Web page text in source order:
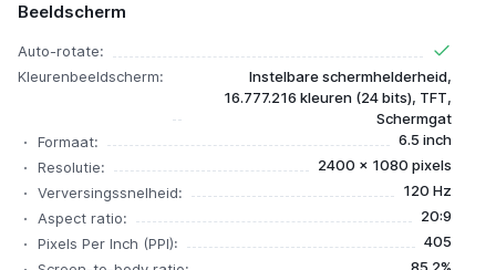
Beeldscherm
Auto-rotate:
Kleurenbeeldscherm:
Instelbare schermhelderheid,
16.777.216 kleuren (24 bits), TFT,
Schermgat
Formaat:
6.5 inch
Resolutie:
2400 x 1080 pixels
Verversingssnelheid:
120 Hz
Aspect ratio:
20:9
Pixels Per Inch (PPI):
405